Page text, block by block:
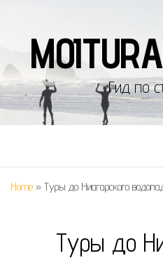
Гид по
Home » Туры до Ниагарского
Туры до